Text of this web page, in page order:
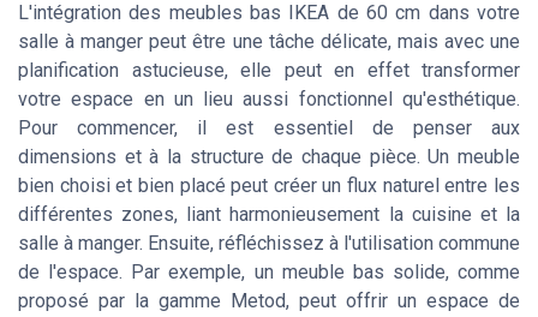
L'intégration des meubles bas IKEA de 60 cm dans votre
salle à manger peut être une tâche délicate, mais avec une
planification astucieuse, elle peut en effet transformer
votre espace en un lieu aussi fonctionnel qu'esthétique.
Pour commencer, il est essentiel de penser aux
dimensions et à la structure de chaque pièce. Un meuble
bien choisi et bien placé peut créer un flux naturel entre les
différentes zones, liant harmonieusement la cuisine et la
salle à manger. Ensuite, réfléchissez à l'utilisation commune
de l'espace. Par exemple, un meuble bas solide, comme
proposé par la gamme Metod, peut offrir un espace de